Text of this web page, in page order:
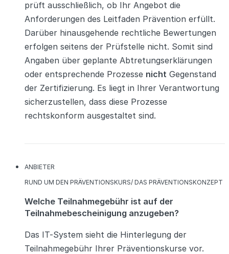
prüft ausschließlich, ob Ihr Angebot die
Anforderungen des Leitfaden Prävention erfüllt.
Darüber hinausgehende rechtliche Bewertungen
erfolgen seitens der Prüfstelle nicht. Somit sind
Angaben über geplante Abtretungserklärungen
oder entsprechende Prozesse nicht Gegenstand
der Zertifizierung. Es liegt in Ihrer Verantwortung
sicherzustellen, dass diese Prozesse
rechtskonform ausgestaltet sind.
KATEGORIEN
ANBIETER
KATEGORIEN
RUND UM DEN PRÄVENTIONSKURS/ DAS PRÄVENTIONSKONZEPT
Welche Teilnahmegebühr ist auf der
Teilnahmebescheinigung anzugeben?
Das IT-System sieht die Hinterlegung der
Teilnahmegebühr Ihrer Präventionskurse vor.